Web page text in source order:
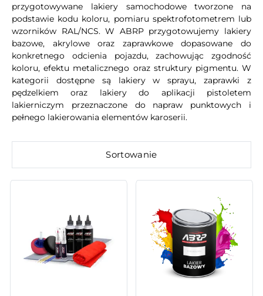
przygotowywane lakiery samochodowe tworzone na
podstawie kodu koloru, pomiaru spektrofotometrem lub
wzorników RAL/NCS. W ABRP przygotowujemy lakiery
bazowe, akrylowe oraz zaprawkowe dopasowane do
konkretnego odcienia pojazdu, zachowując zgodność
koloru, efektu metalicznego oraz struktury pigmentu. W
kategorii dostępne są lakiery w sprayu, zaprawki z
pędzelkiem oraz lakiery do aplikacji pistoletem
lakierniczym przeznaczone do napraw punktowych i
pełnego lakierowania elementów karoserii.
Sortowanie